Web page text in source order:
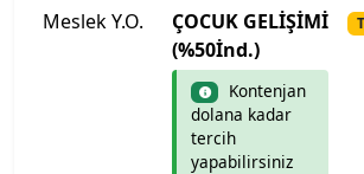
Yalova Üniversitesi
Yaşar Üniversitesi
Yeditepe Üniversitesi
Meslek Y.O.
ÇOCUK GELİŞİMİ
(%50İnd.)
Kontenjan
dolana kadar
tercih
yapabilirsiniz